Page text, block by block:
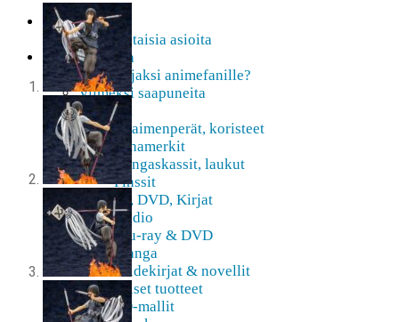
Etusivu
Ajankohtaisia asioita
Verkkokauppa
Mitä lahjaksi animefanille?
Viimeksi saapuneita
Asusteet
Avaimenperät, koristeet
Hihamerkit
Kangaskassit, laukut
Pinssit
Blu-Ray, DVD, Kirjat
Audio
Blu-ray & DVD
Manga
Taidekirjat & novellit
Digitaaliset tuotteet
3D-mallit